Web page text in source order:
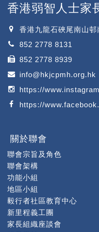
香港弱智人士家
香港九龍石硤尾南山
852 2778 8131
852 2778 8939
info@hkjcpmh.org.hk
https://
https://
關於聯會
聯會宗旨及角色
聯會架構
功能小組
地區小組
毅行者社區教育中心
新里程義工團
家長組織座談會